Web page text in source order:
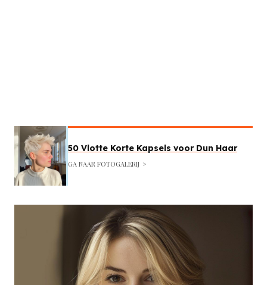
50 Vlotte Korte Kapsels voor Dun Haar
GA NAAR FOTOGALERIJ